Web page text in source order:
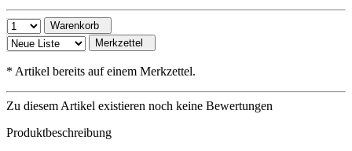
Warenkorb
Merkzettel
* Artikel bereits auf einem Merkzettel.
Zu diesem Artikel existieren noch keine Bewertungen
Produktbeschreibung